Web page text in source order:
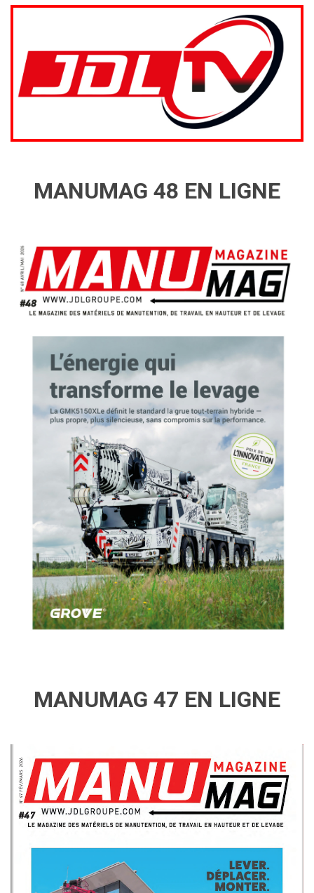
MANUMAG 48 EN LIGNE
MANUMAG 47 EN LIGNE